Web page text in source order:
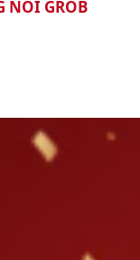
NỒI GROB